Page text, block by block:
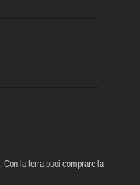
Con la terra puoi comprare la